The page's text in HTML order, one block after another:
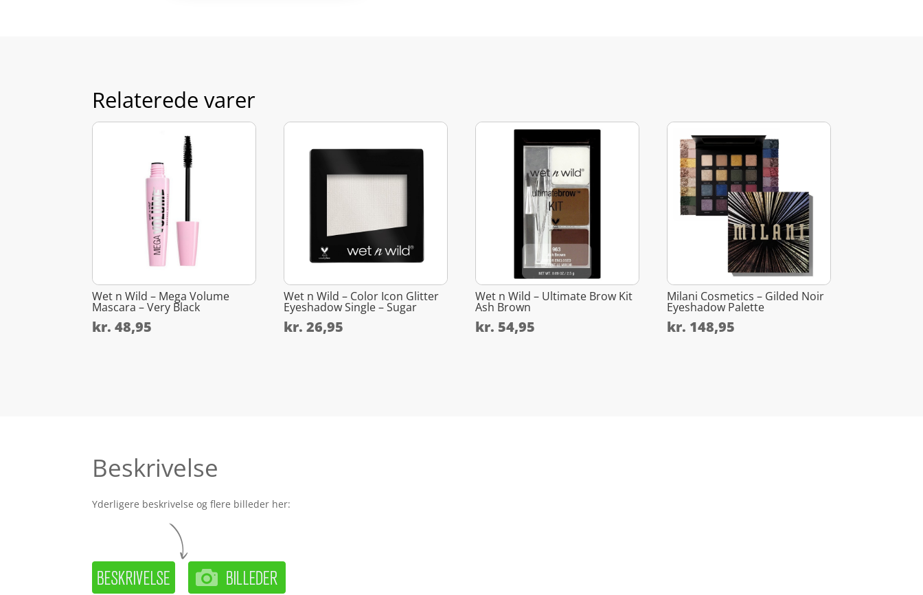
Relaterede varer
Wet n Wild – Mega Volume
Mascara – Very Black
kr. 48,95
Wet n Wild – Color Icon Glitter
Eyeshadow Single – Sugar
kr. 26,95
Wet n Wild – Ultimate Brow Kit
Ash Brown
kr. 54,95
Milani Cosmetics – Gilded Noir
Eyeshadow Palette
kr. 148,95
Beskrivelse
Yderligere beskrivelse og flere billeder her: